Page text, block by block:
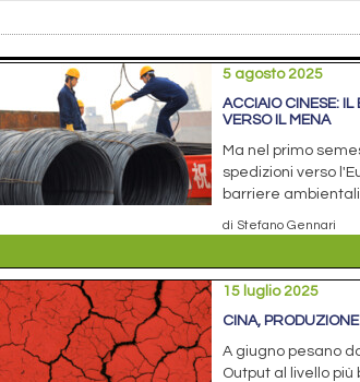
5 agosto 2025
ACCIAIO CINESE: IL
VERSO IL MENA
Ma nel primo
spedizioni verso
barriere ambientali
di Stefano Gennari
15 luglio 2025
CINA,
A giugno pesano
Output al livello più